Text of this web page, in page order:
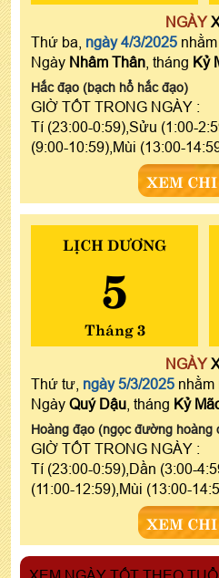
NGÀY
Thứ ba, ngày 4/3/2025
Ngày Nhâm Thân , tháng Kỷ
Hắc đạo (bạch hổ hắc đạo)
GIỜ TỐT TRONG NGÀY :
Tí (23:00-0:59),Sửu (1:00-
(9:00-10:59),Mùi (13:00-
XEM
LỊCH DƯƠNG
5
Tháng 3
NGÀY
Thứ tư, ngày 5/3/2025 nhằm
Ngày Quý Dậu , tháng Kỷ
Hoàng đạo (ngọc đường hoàng
GIỜ TỐT TRONG NGÀY :
Tí (23:00-0:59),Dần (3:00-
(11:00-12:59),Mùi (13:00-
XEM